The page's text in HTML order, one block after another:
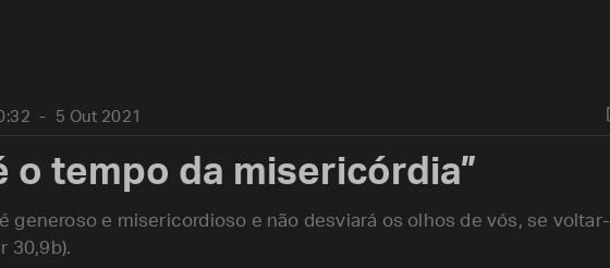
5 Out 2021
o tempo da misericórdia”
é generoso e misericordioso e não desviará os olhos de vós, se voltar­
30,9b).